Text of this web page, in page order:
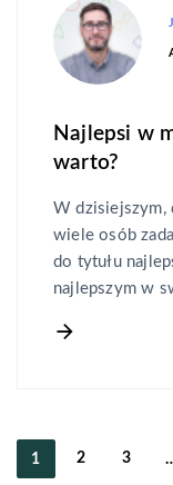
Najlepsi w
warto?
W dzisiejszym,
wiele osób
do tytułu
najlepszym w
1 2 3